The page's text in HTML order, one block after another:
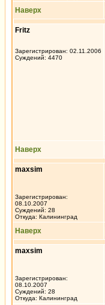
Наверх
Fritz
Зарегистрирован: 02.11.2006
Суждений: 4470
Наверх
maxsim
Зарегистрирован:
08.10.2007
Суждений: 28
Откуда: Калининград
Наверх
maxsim
Зарегистрирован:
08.10.2007
Суждений: 28
Откуда: Калининград